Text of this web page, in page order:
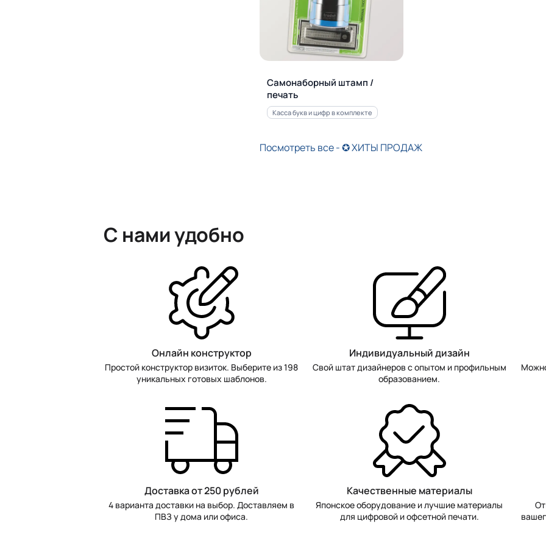
Самонаборный штамп /
печать
Касса букв и цифр в комплекте
Посмотреть все - ✪ ХИТЫ ПРОДАЖ
С нами удобно
Онлайн конструктор
Простой конструктор визиток. Выберите из 198
уникальных готовых шаблонов.
Индивидуальный дизайн
Свой штат дизайнеров с опытом и профильным
образованием.
Доставка от 250 рублей
4 варианта доставки на выбор. Доставляем в
ПВЗ у дома или офиса.
Качественные материалы
Японское оборудование и лучшие материалы
для цифровой и офсетной печати.